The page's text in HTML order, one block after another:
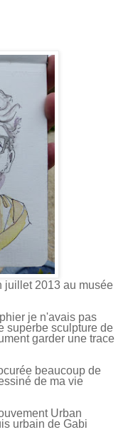
juillet 2013 au musée
je n'avais pas
superbe sculpture de
garder une trace
beaucoup de
de ma vie
Urban
urbain de Gabi